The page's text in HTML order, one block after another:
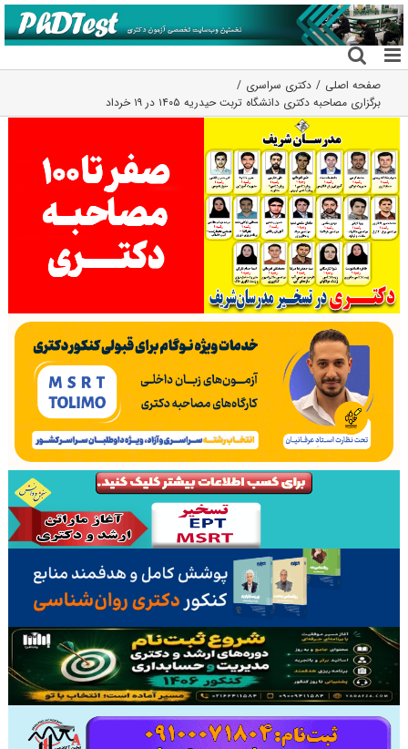
رفتن
به
محتوا
صفحه اصلی
دکتری سراسری
برگزاری مصاحبه دکتری دانشگاه تربت حیدریه ۱۴۰۵ در ۱۹ خرداد